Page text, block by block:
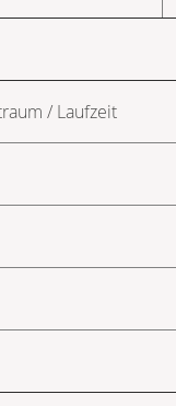
/ Laufzeit